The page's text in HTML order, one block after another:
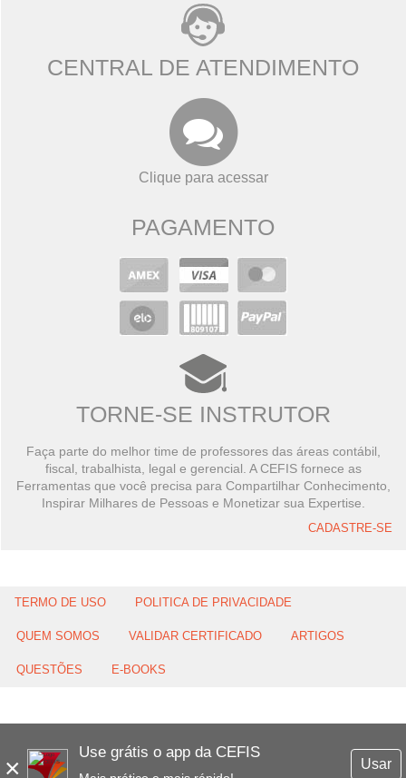
×
Use grátis o app da CEFIS
Usar
CENTRAL DE ATENDIMENTO
Clique para acessar
PAGAMENTO
TORNE-SE INSTRUTOR
Faça parte do melhor time de professores das áreas contábil,
fiscal, trabalhista, legal e gerencial. A CEFIS fornece as
Ferramentas que você precisa para Compartilhar Conhecimento,
Inspirar Milhares de Pessoas e Monetizar sua Expertise.
CADASTRE-SE
TERMO DE USO POLITICA DE PRIVACIDADE
QUEM SOMOS VALIDAR CERTIFICADO ARTIGOS
QUESTÕES E-BOOKS